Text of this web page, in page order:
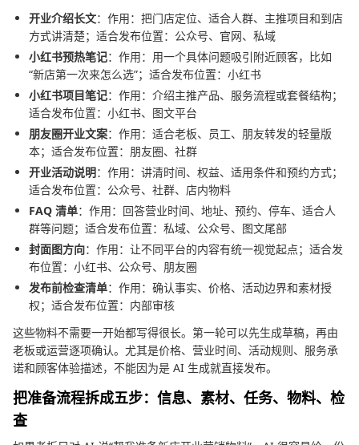
开业介绍长文：作用：把门店定位、适合人群、主推项目和到店
方式讲清楚；适合发布位置：公众号、官网、私域
小红书预热笔记：作用：用一个具体问题吸引附近顾客，比如
“新店第一次来怎么选”；适合发布位置：小红书
小红书项目笔记：作用：介绍主推产品、服务流程或套餐结构；
适合发布位置：小红书、图文平台
朋友圈开业文案：作用：适合老板、员工、朋友转发的轻量版
本；适合发布位置：朋友圈、社群
开业活动说明：作用：讲清时间、权益、适用条件和预约方式；
适合发布位置：公众号、社群、店内物料
FAQ 清单：作用：回答营业时间、地址、预约、停车、适合人
群等问题；适合发布位置：私域、公众号、图文尾部
封面图方向：作用：让不同平台的内容有统一视觉起点；适合发
布位置：小红书、公众号、朋友圈
发布前检查清单：作用：确认事实、价格、活动边界和素材授
权；适合发布位置：内部审核
这些物料不需要一开始都写得很长。第一轮可以先生成草稿，再由
老板或运营逐项确认。尤其是价格、营业时间、活动规则、服务承
诺和顾客体验描述，不能因为是 AI 生成就直接发布。
把准备流程拆成五步：信息、素材、任务、物料、检
查